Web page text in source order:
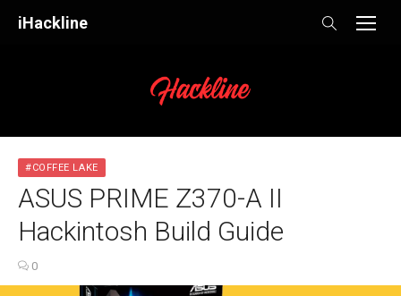
iHackline
#COFFEE LAKE
ASUS PRIME Z370-A II
Hackintosh Build Guide
0